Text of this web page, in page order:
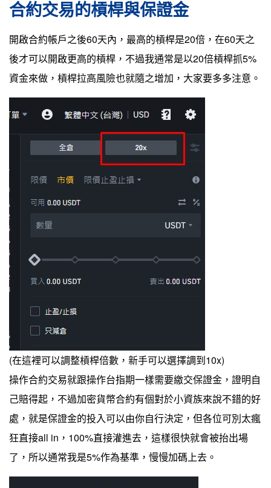
合約交易的槓桿與保證金
開啟合約帳戶之後60天內，最高的槓桿是20倍，在60天之
後才可以開啟更高的槓桿，不過我通常是以20倍槓桿抓5%
資金來做，槓桿拉高風險也就隨之增加，大家要多多注意。
(在這裡可以調整槓桿倍數，新手可以選擇調到10x)
操作合約交易就跟操作台指期一樣需要繳交保證金，證明自
己賠得起，不過加密貨幣合約有個對於小資族來說不錯的好
處，就是保證金的投入可以由你自行決定，但各位可別太瘋
狂直接all in，100%直接灌進去，這樣很快就會被抬出場
了，所以通常我是5%作為基準，慢慢加碼上去。